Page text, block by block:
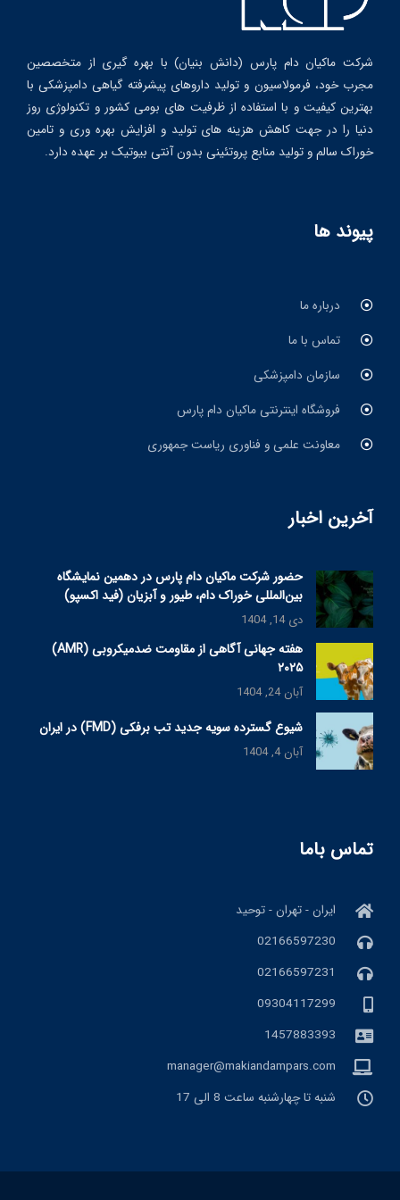
شرکت ماکیان دام پارس (دانش بنیان) با بهره گیری از متخصصین
مجرب خود، فرمولاسیون و تولید داروهای پیشرفته گیاهی دامپزشکی با
بهترین کیفیت و با استفاده از ظرفیت های بومی کشور و تکنولوژی روز
دنیا را در جهت کاهش هزینه های تولید و افزایش بهره وری و تامین
خوراک سالم و تولید منابع پروتئینی بدون آنتی بیوتیک بر عهده دارد.
پیوند ها
درباره ما
تماس با ما
سازمان دامپزشکی
فروشگاه اینترنتی ماکیان دام پارس
معاونت علمی و فناوری ریاست جمهوری
آخرین اخبار
حضور شرکت ماکیان دام پارس در دهمین نمایشگاه
بین‌المللی خوراک دام، طیور و آبزیان (فید اکسپو)
دی 14, 1404
هفته جهانی آگاهی از مقاومت ضدمیکروبی (AMR)
۲۰۲۵
آبان 24, 1404
شیوع گسترده سویه جدید تب برفکی (FMD) در ایران
آبان 4, 1404
تماس باما
ایران - تهران - توحید
02166597230
02166597231
09304117299
1457883393
manager@makiandampars.com
شنبه تا چهارشنبه ساعت 8 الی 17